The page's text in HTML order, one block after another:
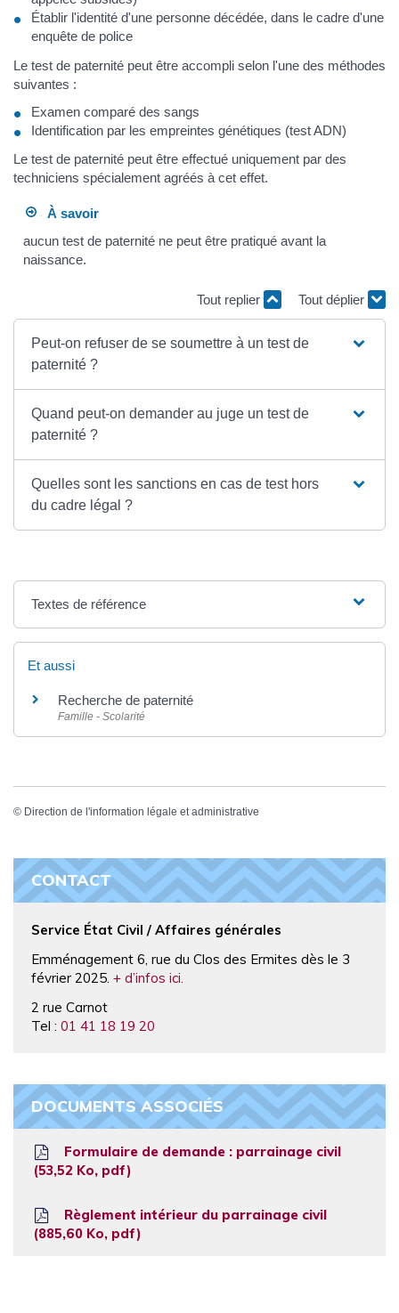
Établir l'identité d'une personne décédée, dans le cadre d'une
enquête de police
Le test de paternité peut être accompli selon l'une des méthodes
suivantes :
Examen comparé des sangs
Identification par les empreintes génétiques (test ADN)
Le test de paternité peut être effectué uniquement par des
techniciens spécialement agréés à cet effet.
À savoir
aucun test de paternité ne peut être pratiqué avant la
naissance.
Tout replier Tout déplier
Peut-on refuser de se soumettre à un test de
paternité ?
Quand peut-on demander au juge un test de
paternité ?
Quelles sont les sanctions en cas de test hors
du cadre légal ?
Textes de référence
Et aussi
Recherche de paternité
Famille - Scolarité
© Direction de l'information légale et administrative
CONTACT
Service État Civil / Affaires générales
Emménagement 6, rue du Clos des Ermites dès le 3
février 2025. + d’infos ici.
2 rue Carnot
Tel : 01 41 18 19 20
DOCUMENTS ASSOCIÉS
Formulaire de demande : parrainage civil
53,52 Ko, pdf
Règlement intérieur du parrainage civil
885,60 Ko, pdf